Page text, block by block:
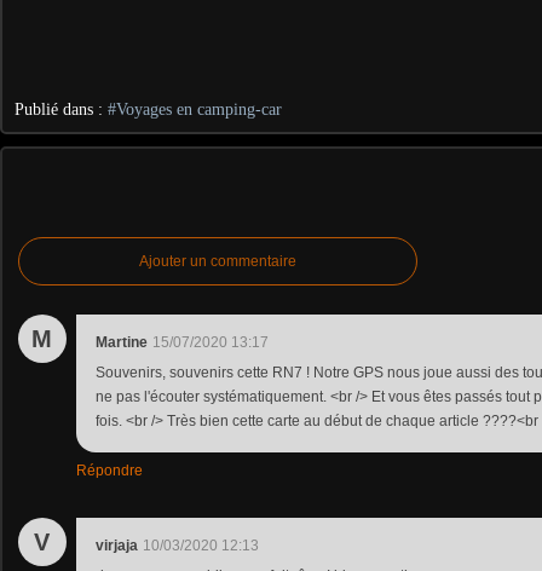
Publié dans : #Voyages en camping-car
Ajouter un commentaire
M Martine 15/07/2020 13:17
Souvenirs, souvenirs cette RN7 ! Notre GPS nous joue aussi des
ne pas l'écouter systématiquement. <br /> Et vous êtes passés tout
fois. <br /> Très bien cette carte au début de chaque article
Répondre
V virjaja 10/03/2020 12:13